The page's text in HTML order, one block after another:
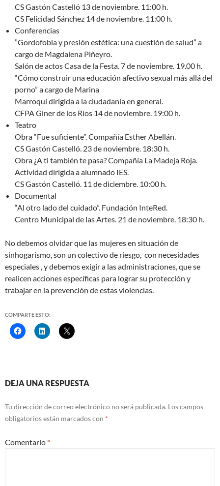
CS Gastón Castelló 13 de noviembre. 11:00 h.
CS Felicidad Sánchez 14 de noviembre. 11:00 h.
Conferencias
”Gordofobia y presión estética: una cuestión de salud” a
cargo de Magdalena Piñeyro.
Salón de actos Casa de la Festa. 7 de noviembre. 19.00 h.
“Cómo construir una educación afectivo sexual más allá del
porno” a cargo de Marina
Marroquí dirigida a la ciudadanía en general.
CFPA Giner de los Ríos 14 de noviembre. 19:00 h.
Teatro
Obra “Fue suficiente”. Compañía Esther Abellán.
CS Gastón Castelló. 23 de noviembre. 18:30 h.
Obra ¿A ti también te pasa? Compañía La Madeja Roja.
Actividad dirigida a alumnado IES.
CS Gastón Castelló. 11 de diciembre. 10:00 h.
Documental
“Al otro lado del cuidado”. Fundación InteRed.
Centro Municipal de las Artes. 21 de noviembre. 18:30 h.
No debemos olvidar que las mujeres en situación de
sinhogarismo, son un colectivo de riesgo, con necesidades
especiales , y debemos exigir a las administraciones, que se
realicen acciones específicas para lograr su protección y
trabajar en la prevención de estas violencias.
COMPARTE ESTO:
Navegación
de
entradas
DEJA UNA RESPUESTA
Tu dirección de correo electrónico no será publicada. Los campos
obligatorios están marcados con *
Comentario *